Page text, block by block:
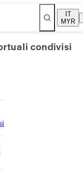
IT
MYR
condivisi